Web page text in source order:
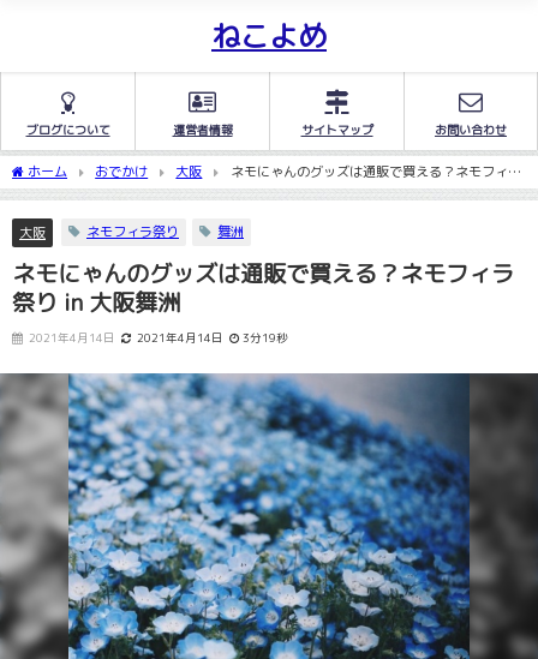
ねこよめ
ブログについて 運営者情報 サイトマップ お問い合わせ
ホーム おでかけ 大阪
ネモにゃんのグッズは通販で買える？ネモフィラ
祭り in 大阪舞洲
大阪 ネモフィラ祭り 舞洲
ネモにゃんのグッズは通販で買える？ネモフィラ
祭り in 大阪舞洲
2021年4月14日 2021年4月14日 3分19秒